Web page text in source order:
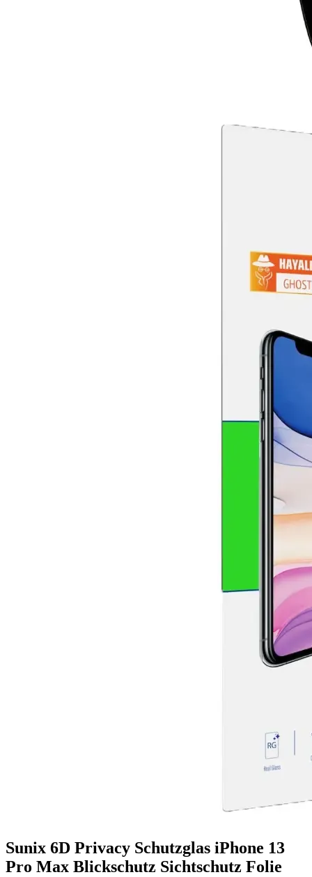
Sunix 6D Privacy Schutzglas iPhone 13
Pro Max Blickschutz Sichtschutz Folie